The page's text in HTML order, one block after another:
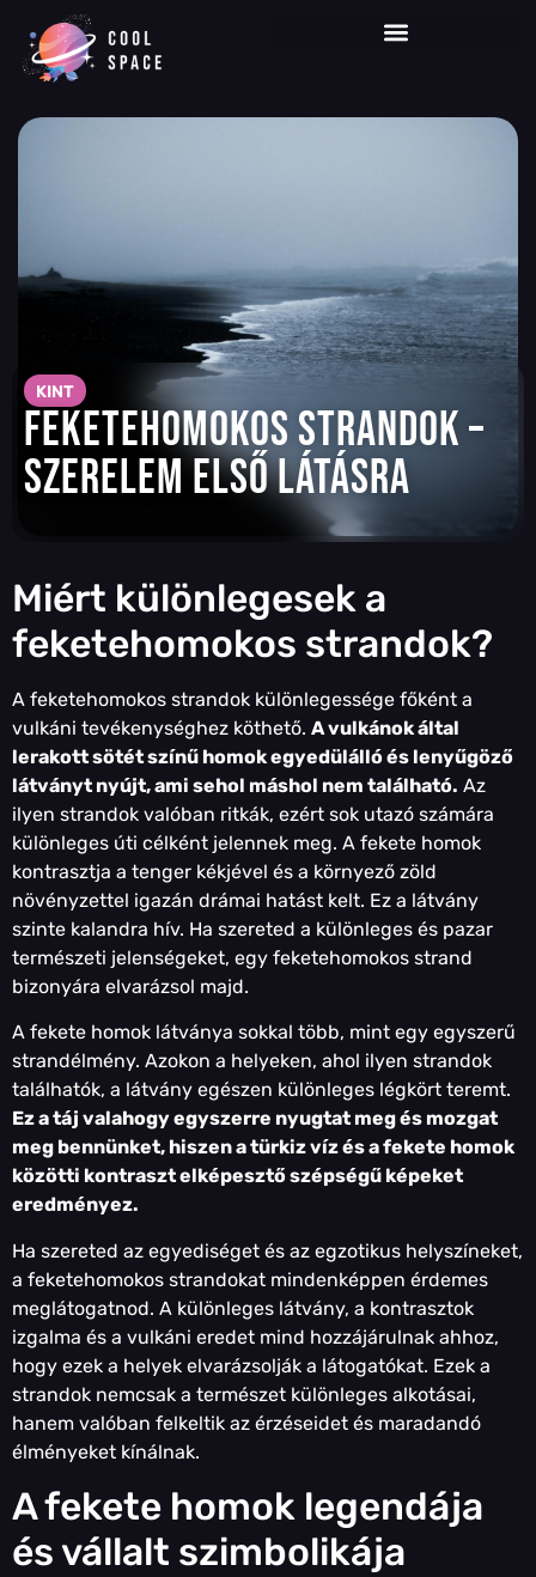
KINT
Feketehomokos strandok –
szerelem első látásra
Miért különlegesek a
feketehomokos strandok?
A feketehomokos strandok különlegessége főként a
vulkáni tevékenységhez köthető. A vulkánok által
lerakott sötét színű homok egyedülálló és lenyűgöző
látványt nyújt, ami sehol máshol nem található. Az
ilyen strandok valóban ritkák, ezért sok utazó számára
különleges úti célként jelennek meg. A fekete homok
kontrasztja a tenger kékjével és a környező zöld
növényzettel igazán drámai hatást kelt. Ez a látvány
szinte kalandra hív. Ha szereted a különleges és pazar
természeti jelenségeket, egy feketehomokos strand
bizonyára elvarázsol majd.
A fekete homok látványa sokkal több, mint egy egyszerű
strandélmény. Azokon a helyeken, ahol ilyen strandok
találhatók, a látvány egészen különleges légkört teremt.
Ez a táj valahogy egyszerre nyugtat meg és mozgat
meg bennünket, hiszen a türkiz víz és a fekete homok
közötti kontraszt elképesztő szépségű képeket
eredményez.
Ha szereted az egyediséget és az egzotikus helyszíneket,
a feketehomokos strandokat mindenképpen érdemes
meglátogatnod. A különleges látvány, a kontrasztok
izgalma és a vulkáni eredet mind hozzájárulnak ahhoz,
hogy ezek a helyek elvarázsolják a látogatókat. Ezek a
strandok nemcsak a természet különleges alkotásai,
hanem valóban felkeltik az érzéseidet és maradandó
élményeket kínálnak.
A fekete homok legendája
és vállalt szimbolikája